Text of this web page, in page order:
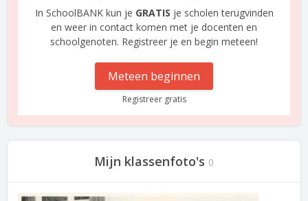
In SchoolBANK kun je GRATIS je scholen terugvinden
en weer in contact komen met je docenten en
schoolgenoten. Registreer je en begin meteen!
Meteen beginnen
Registreer gratis
Mijn klassenfoto's 0